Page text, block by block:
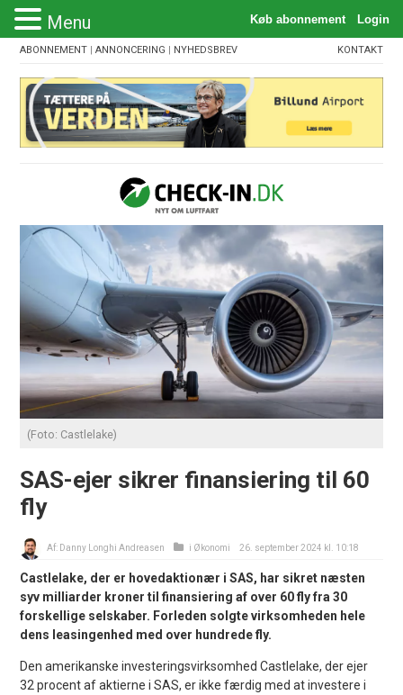
ABONNEMENT |ANNONCERING | NYHEDSBREV KONTAKT
(Foto: Castlelake)
SAS-ejer sikrer finansiering til 60
fly
Af: Danny Longhi Andreasen i Økonomi 26. september 2024 kl. 10:18
Castlelake, der er hovedaktionær i SAS, har sikret næsten
syv milliarder kroner til finansiering af over 60 fly fra 30
forskellige selskaber. Forleden solgte virksomheden hele
dens leasingenhed med over hundrede fly.
Den amerikanske investeringsvirksomhed Castlelake, der ejer
32 procent af aktierne i SAS, er ikke færdig med at investere i
Menu